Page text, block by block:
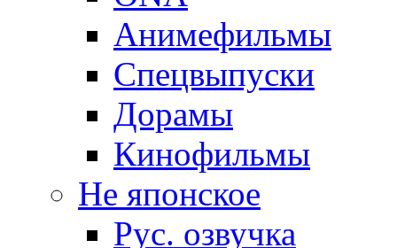
Анимефильмы
Спецвыпуски
Дорамы
Кинофильмы
Не японское
Рус. озвучка